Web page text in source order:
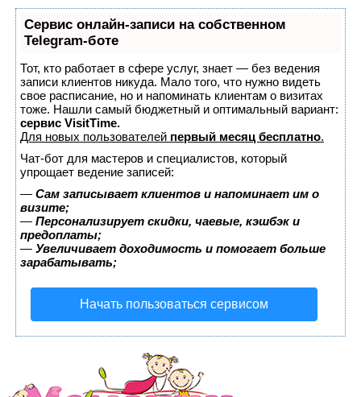
Сервис онлайн-записи на собственном
Telegram-боте
Тот, кто работает в сфере услуг, знает — без ведения
записи клиентов никуда. Мало того, что нужно видеть
свое расписание, но и напоминать клиентам о визитах
тоже. Нашли самый бюджетный и оптимальный вариант:
сервис VisitTime.
Для новых пользователей первый месяц бесплатно.
Чат-бот для мастеров и специалистов, который
упрощает ведение записей:
— Сам записывает клиентов и напоминает им о
визите;
— Персонализирует скидки, чаевые, кэшбэк и
предоплаты;
— Увеличивает доходимость и помогает больше
зарабатывать;
Начать пользоваться сервисом